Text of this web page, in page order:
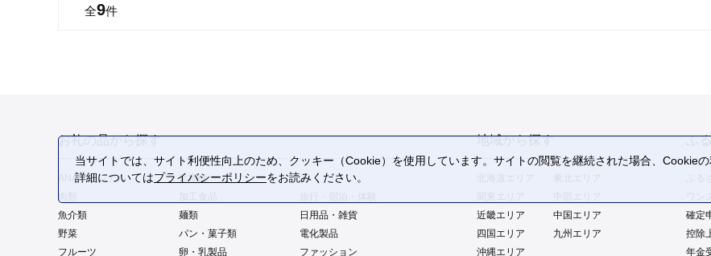
全9件
お礼の品から探す
ANAオリジナル 定期便
酒
肉類
加工食品
魚介類
麺類
日用品・雑貨
野菜
パン・菓子類
電化製品
フルーツ
卵・乳製品 ファッション
地域から探す
近畿エリア
中国エリア
四国エリア
九州エリア
沖縄エリア
ふ
ふ
ワ
確定
控除
年金
当サイトでは、サイト利便性向上のため、クッキー（Cookie）を使用しています。サイトの閲覧を継続された場合、Cookie
詳細についてはプライバシーポリシーをお読みください。